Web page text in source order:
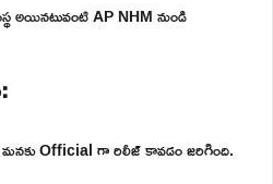
అయినటువంటి AP NHM నుండి
Official గా రిలీజ్ కావడం జరిగింది.